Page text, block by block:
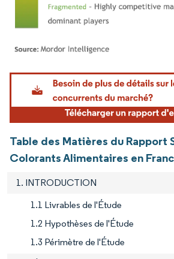
Image © Mordor Intelligence. La réutilisation
Table des Matières du Rapport
Colorants Alimentaires en
1. INTRODUCTION
1.1 Livrables de l'Étude
1.2 Hypothèses de l'Étude
1.3 Périmètre de l'Étude